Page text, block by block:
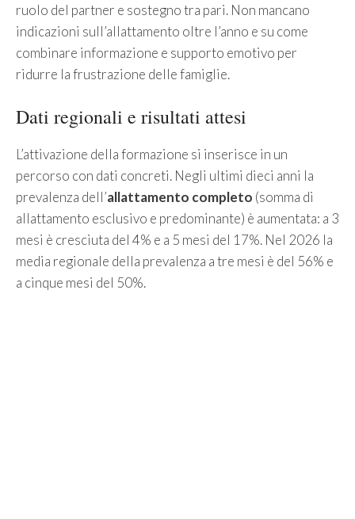
ruolo del partner e sostegno tra pari. Non mancano
indicazioni sull’allattamento oltre l’anno e su come
combinare informazione e supporto emotivo per
ridurre la frustrazione delle famiglie.
Dati regionali e risultati attesi
L’attivazione della formazione si inserisce in un
percorso con dati concreti. Negli ultimi dieci anni la
prevalenza dell’allattamento completo (somma di
allattamento esclusivo e predominante) è aumentata: a 3
mesi è cresciuta del 4% e a 5 mesi del 17%. Nel 2026 la
media regionale della prevalenza a tre mesi è del 56% e
a cinque mesi del 50%.